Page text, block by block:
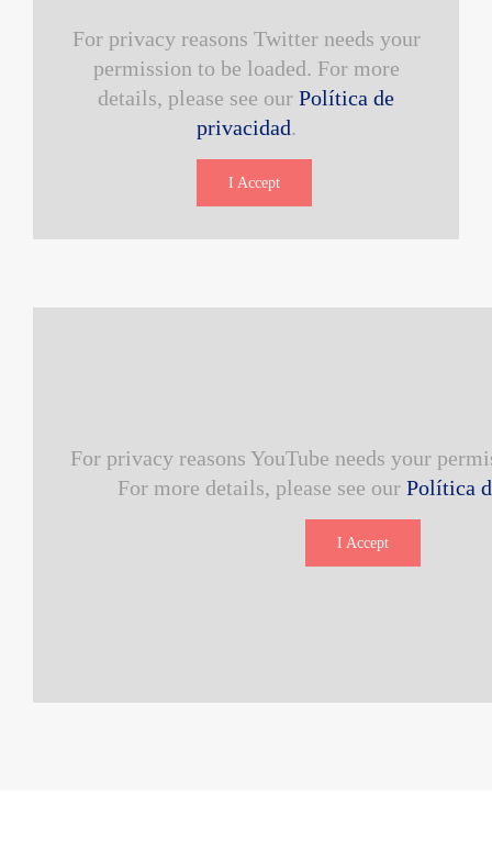
For privacy reasons Twitter needs your
permission to be loaded. For more
details, please see our Política de
privacidad.
I Accept
For privacy reasons YouTube needs your
For more details, please see our Política
I Accept